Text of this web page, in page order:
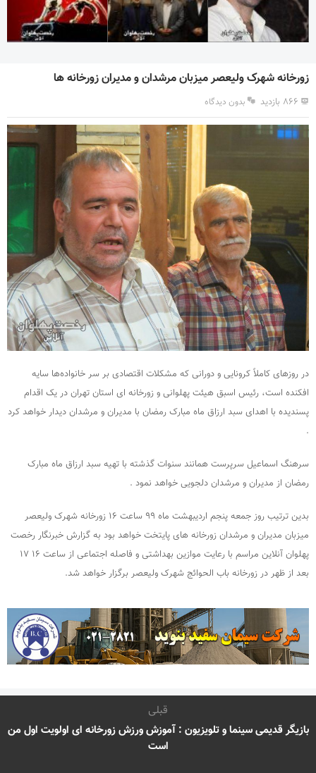
زورخانه شهرک ولیعصر میزبان مرشدان و مدیران زورخانه ها
۸۶۶ بازدید بدون دیدگاه
در روزهای کاملاً کرونایی و دورانی که مشکلات اقتصادی بر سر خانواده‌ها سایه
افکنده است، رئیس اسبق هیئت پهلوانی و زورخانه ای استان تهران در یک اقدام
پسندیده با اهدای سبد ارزاق ماه مبارک رمضان با مدیران و مرشدان دیدار خواهد کرد
.
سرهنگ اسماعیل سرپرست همانند سنوات گذشته با تهیه سبد ارزاق ماه مبارک
رمضان از مدیران و مرشدان دلجویی خواهد نمود .
بدین ترتیب روز جمعه پنجم اردیبهشت ماه ۹۹ ساعت ۱۶ زورخانه شهرک ولیعصر
میزبان مدیران و مرشدان زورخانه های پایتخت خواهد بود به گزارش خبرنگار رخصت
پهلوان آنلاین مراسم با رعایت موازین بهداشتی و فاصله اجتماعی از ساعت ۱۶ ۱۷
بعد از ظهر در زورخانه باب الحوائج شهرک ولیعصر برگزار خواهد شد.
قبلی
بازیگر قدیمی سینما و تلویزیون : آموزش ورزش زورخانه ای اولویت اول من
است